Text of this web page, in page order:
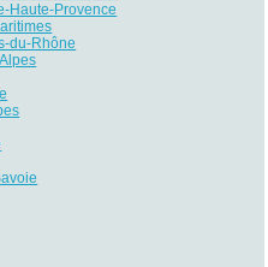
Haute-Provence
du-Rhône